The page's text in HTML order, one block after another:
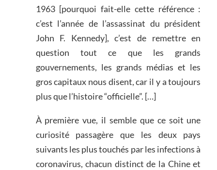
1963 [pourquoi fait-elle cette référence :
c’est l’année de l’assassinat du président
John F. Kennedy], c’est de remettre en
question tout ce que les grands
gouvernements, les grands médias et les
gros capitaux nous disent, car il y a toujours
plus que l’histoire “officielle”. […]
À première vue, il semble que ce soit une
curiosité passagère que les deux pays
suivants les plus touchés par les infections à
coronavirus, chacun distinct de la Chine et